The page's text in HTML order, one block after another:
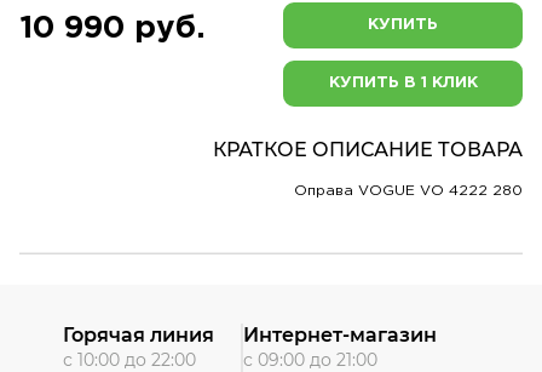
10 990 руб. КУПИТЬ
КУПИТЬ В 1 КЛИК
КРАТКОЕ ОПИСАНИЕ ТОВАРА
Оправа VOGUE VO 4222 280
Горячая линия
с 10:00 до 22:00
Интернет-магазин
с 09:00 до 21:00